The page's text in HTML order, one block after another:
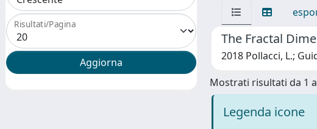
Risultati/Pagina
The Fractal
2018 Pollacci, L.;
Mostrati risultati da 1 a
Legenda icone